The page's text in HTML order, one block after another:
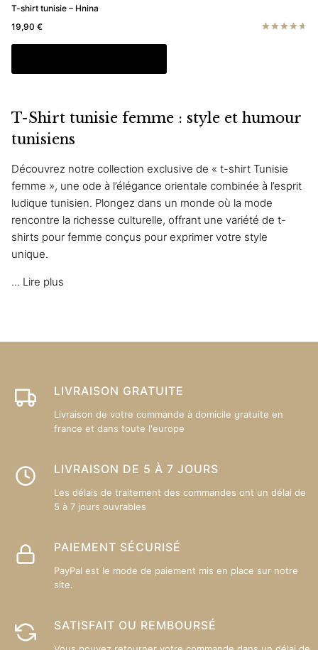
T-shirt tunisie – Hnina
19,90 €
variations.
peuvent
être
choisies
sur
la
T-Shirt tunisie femme : style et humour
tunisiens
Découvrez notre collection exclusive de « t-shirt Tunisie
femme », une ode à l’élégance orientale combinée à l’esprit
ludique tunisien. Plongez dans un monde où la mode
rencontre la richesse culturelle, offrant une variété de t-
shirts pour femme conçus pour exprimer votre style
unique.
... Lire plus
LIVRAISON GRATUITE
Livraison de votre commande à domicile gratuite en
france et dans toute l'europe
LIVRAISON DE 5 À 7 JOURS
Les délais de traitement des commandes ont un délai de
5 à 7 jours ouvrables
PAIEMENT SÉCURISÉ
PayPal est le mode de paiement mis en place sur notre
site.
SATISFAIT OU REMBOURSÉ